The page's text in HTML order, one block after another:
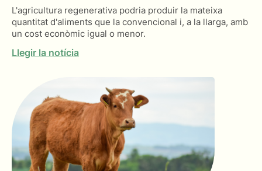
L'agricultura regenerativa podria produir la mateixa
quantitat d'aliments que la convencional i, a la llarga, amb
un cost econòmic igual o menor.
Llegir la notícia